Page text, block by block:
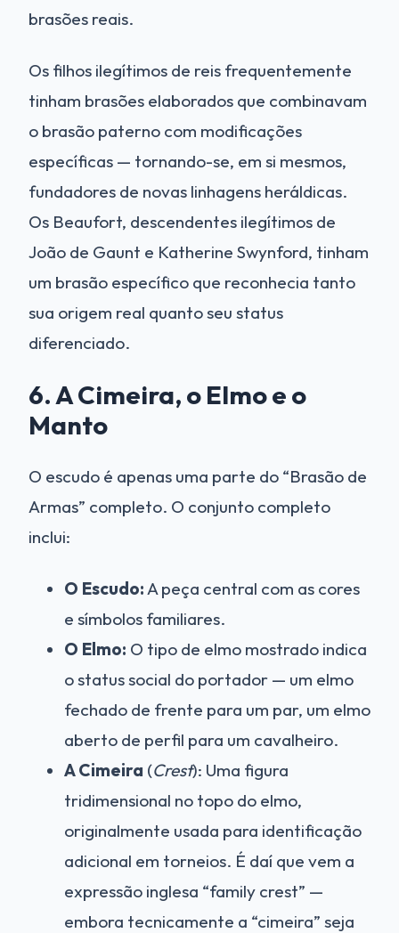
brasões reais.
Os filhos ilegítimos de reis frequentemente
tinham brasões elaborados que combinavam
o brasão paterno com modificações
específicas — tornando-se, em si mesmos,
fundadores de novas linhagens heráldicas.
Os Beaufort, descendentes ilegítimos de
João de Gaunt e Katherine Swynford, tinham
um brasão específico que reconhecia tanto
sua origem real quanto seu status
diferenciado.
6. A Cimeira, o Elmo e o
Manto
O escudo é apenas uma parte do “Brasão de
Armas” completo. O conjunto completo
inclui:
O Escudo: A peça central com as cores
e símbolos familiares.
O Elmo: O tipo de elmo mostrado indica
o status social do portador — um elmo
fechado de frente para um par, um elmo
aberto de perfil para um cavalheiro.
A Cimeira (Crest): Uma figura
tridimensional no topo do elmo,
originalmente usada para identificação
adicional em torneios. É daí que vem a
expressão inglesa “family crest” —
embora tecnicamente a “cimeira” seja